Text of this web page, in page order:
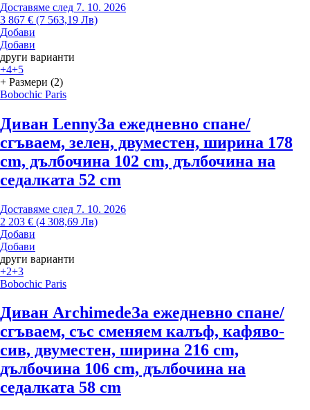
Доставяме след 7. 10. 2026
3 867 € (7 563,19 Лв)
Добави
Добави
други варианти
+4+5
+ Размери (2)
Bobochic Paris
Диван LennyЗа ежедневно спане/
сгъваем, зелен, двуместен, ширина 178
cm, дълбочина 102 cm, дълбочина на
седалката 52 cm
Доставяме след 7. 10. 2026
2 203 € (4 308,69 Лв)
Добави
Добави
други варианти
+2+3
Bobochic Paris
Диван ArchimedeЗа ежедневно спане/
сгъваем, със сменяем калъф, кафяво-
сив, двуместен, ширина 216 cm,
дълбочина 106 cm, дълбочина на
седалката 58 cm